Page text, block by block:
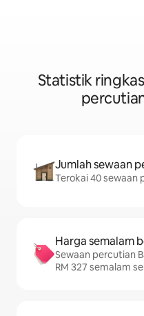
Statistik
Jumlah sewaan
Terokai 40 sewaan
Harga semalam
Sewaan percutian
RM 327 semalam